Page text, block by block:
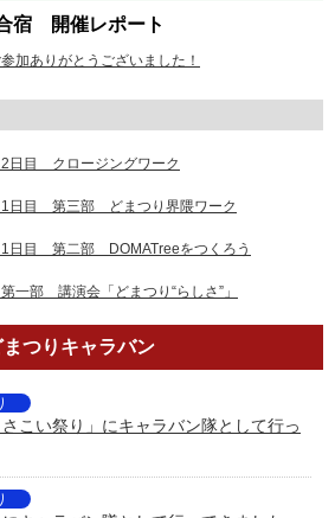
宿 開催レポート
加ありがとうございました！
2日目 クロージングワーク
1日目 第三部 どまつり界隈ワーク
1日目 第二部 DOMATreeをつくろう
一部 講演会「どまつり“らしさ”」
まつりキャラバン
さこい祭り」にキャラバン隊として行っ